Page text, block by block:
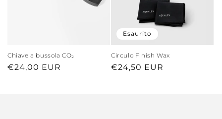
Chiave a bussola CO₂
Prezzo
€24,00 EUR
Esaurito
Circulo Finish Wax
Prezzo
€24,50 EUR